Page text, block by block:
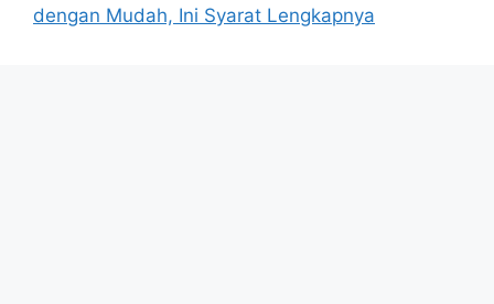
dengan Mudah, Ini Syarat Lengkapnya